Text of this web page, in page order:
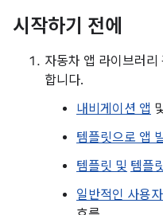
시작하기 전에
자동차 앱 라이브러리
합니다.
내비게이션 앱
템플릿으로 앱
템플릿 및 템플
일반적인 사용